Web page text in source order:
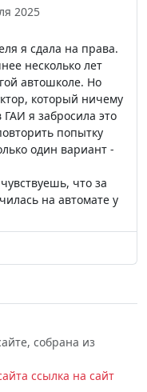
2025
я сдала на права.
несколько лет
автошколе. Но
который ничему
я забросила это
попытку
один вариант -
что за
на автомате у
собрана из
ссылка на сайт